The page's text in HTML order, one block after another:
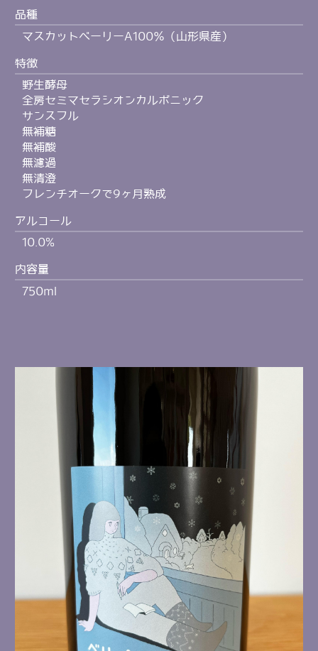
品種
マスカットベーリーA100％（山形県産）
特徴
野生酵母
全房セミマセラシオンカルボニック
サンスフル
無補糖
無補酸
無濾過
無清澄
フレンチオークで9ヶ月熟成
アルコール
10.0%
内容量
750ml